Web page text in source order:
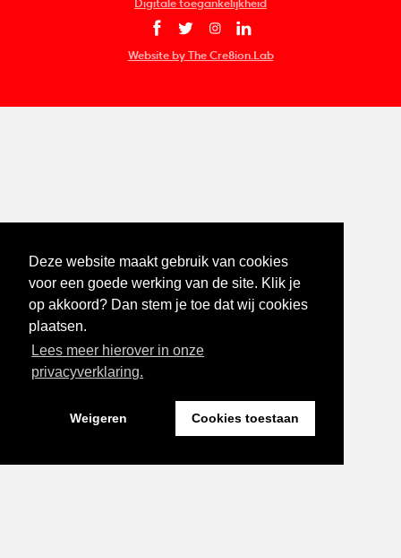
Deze website maakt gebruik van cookies
voor een goede werking van de site. Klik je
op akkoord? Dan stem je toe dat wij cookies
plaatsen.
Lees meer hierover in onze
privacyverklaring.
Weigeren Cookies toestaan
Digitale toegankelijkheid
Website by The Cre8ion.Lab